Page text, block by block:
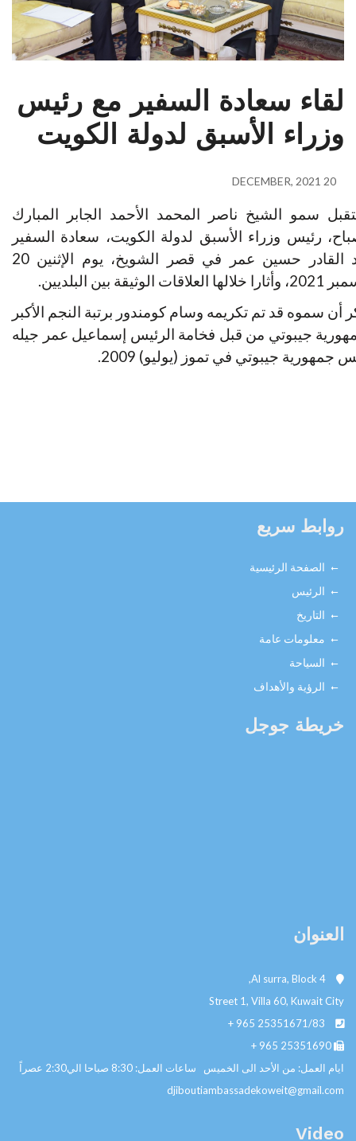
لقاء سعادة السفير مع رئيس
وزراء الأسبق لدولة الكويت
20 DECEMBER, 2021
سمو الشيخ ناصر المحمد الأحمد الجابر المبارك
رئيس وزراء الأسبق لدولة الكويت، سعادة السفير
عبد القادر حسين عمر في قصر الشويخ، يوم الإثنين 20
الوثيقة بين البلديين.
أن سموه قد تم تكريمه وسام كومندور برتبة النجم الأكبر
جيبوتي من قبل فخامة الرئيس إسماعيل عمر جيله
جمهورية جيبوتي في تموز (يوليو) 2009.
روابط سريع
الصفحة الرئيسية
الرئيس
التاريخ
معلومات عامة
السياحة
الرؤية والأهداف
خريطة جوجل
العنوان
Street 1, Villa 60, Kuwait City
+ 965 25351671/83
+ 965 25351690
ايام العمل: من الأحد الى الخميس ساعات العمل: 8:30 صباحا الي2:30 عصراً
djiboutiambassadekoweit@gmail.com
Video